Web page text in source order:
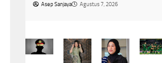
Asep Sanjaya Agustus 7, 2026